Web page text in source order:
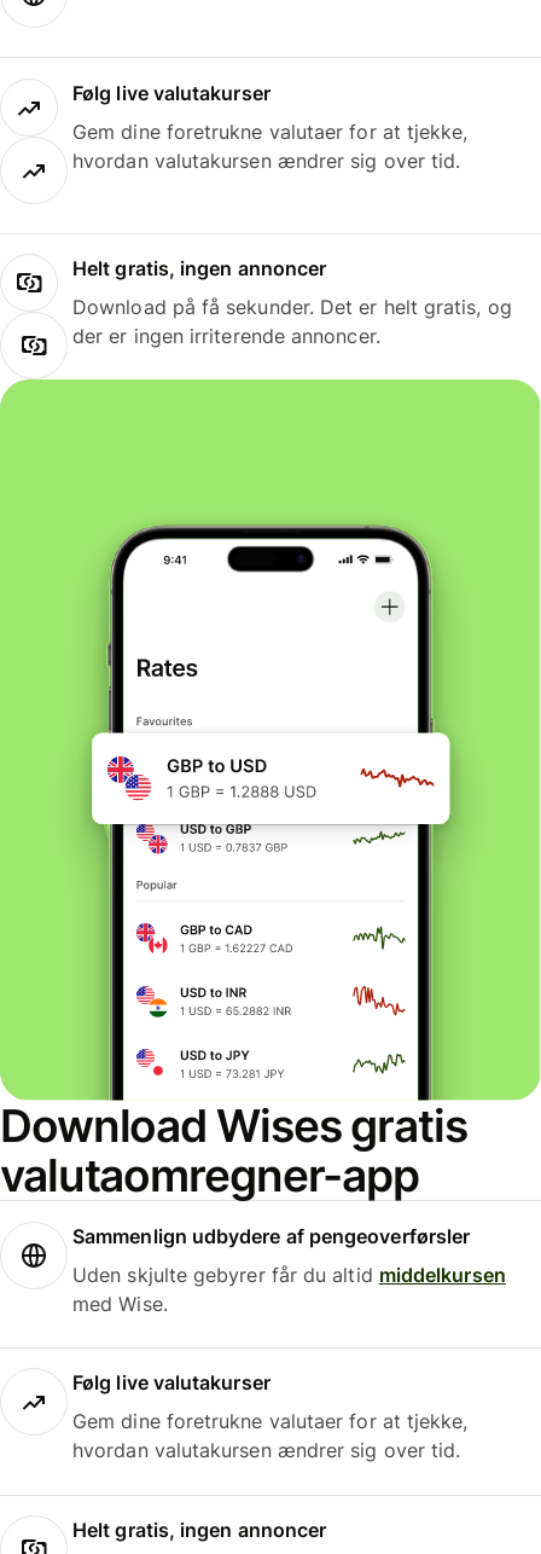
Følg live valutakurser
Gem dine foretrukne valutaer for at tjekke,
hvordan valutakursen ændrer sig over tid.
Helt gratis, ingen annoncer
Download på få sekunder. Det er helt gratis, og
der er ingen irriterende annoncer.
Download Wises gratis
valutaomregner-app
Sammenlign udbydere af pengeoverførsler
Uden skjulte gebyrer får du altid middelkursen
med Wise.
Følg live valutakurser
Gem dine foretrukne valutaer for at tjekke,
hvordan valutakursen ændrer sig over tid.
Helt gratis, ingen annoncer